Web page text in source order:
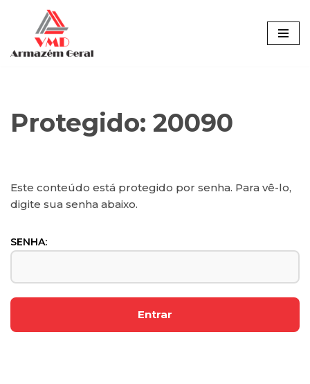
Pular
para
Protegido: 20090
Este conteúdo está protegido por senha. Para vê-lo,
digite sua senha abaixo.
SENHA: